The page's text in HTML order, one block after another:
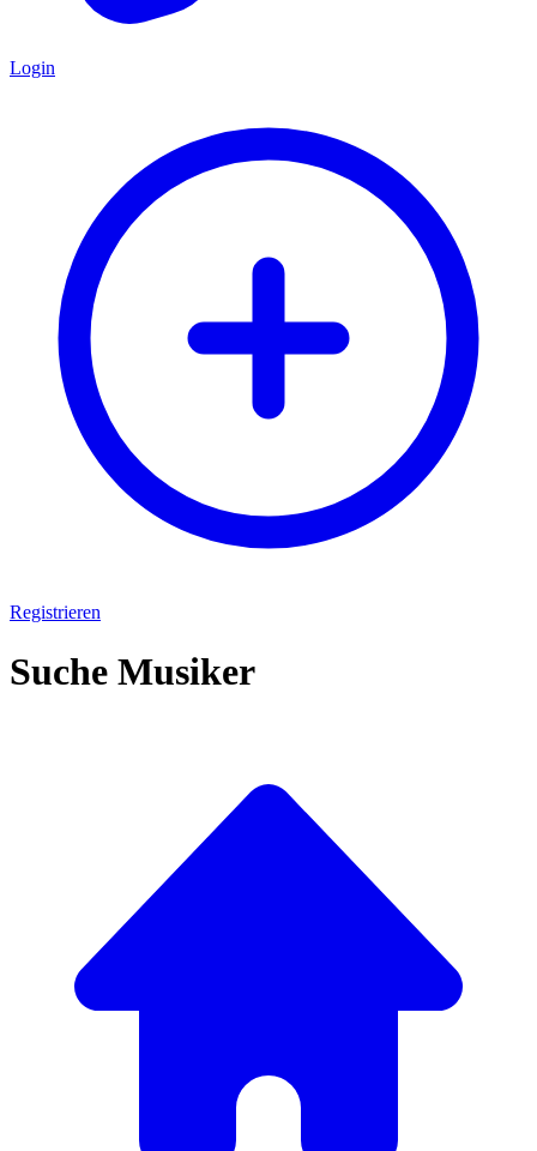
Login
Registrieren
Suche Musiker